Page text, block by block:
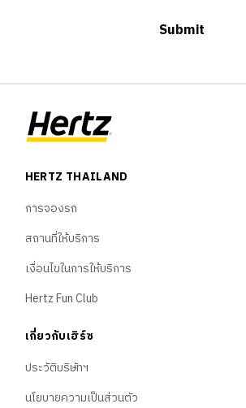
🇬🇧
English
🇨🇳中文
Submit
HERTZ THAILAND
การจองรถ
สถานที่ให้บริการ
เงื่อนไขในการให้บริการ
Hertz Fun Club
เกี่ยวกับเฮิร์ซ
ประวัติบริษัทฯ
นโยบายความเป็นส่วนตัว